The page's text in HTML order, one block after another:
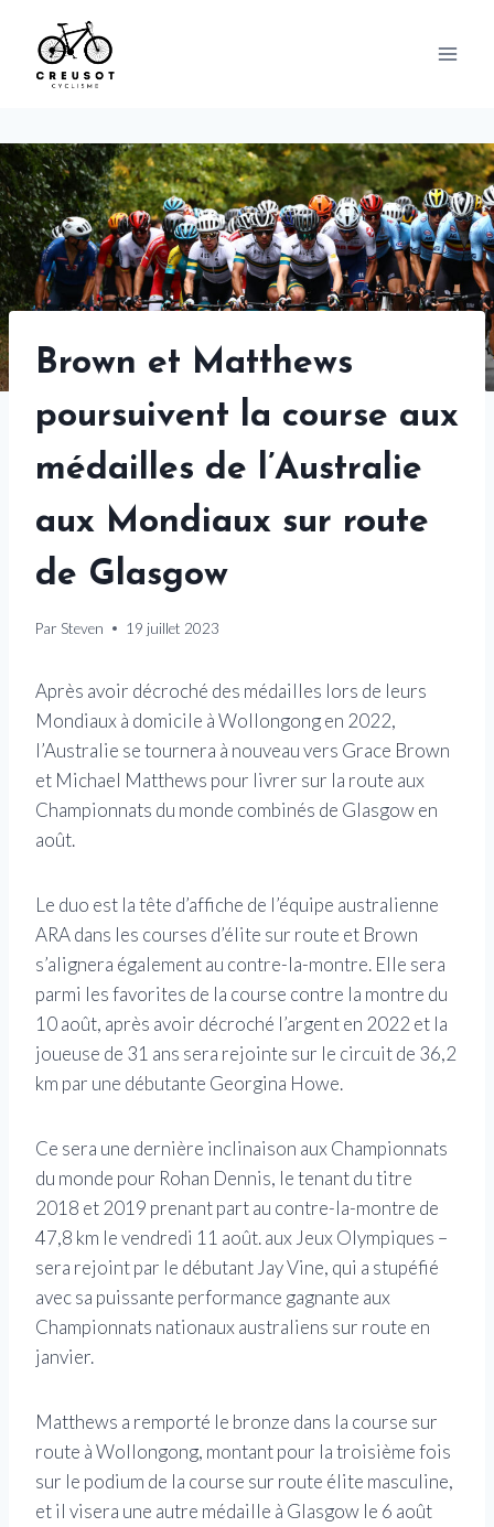
content
Brown et Matthews
poursuivent la course aux
médailles de l’Australie
aux Mondiaux sur route
de Glasgow
Par Steven 19 juillet 2023
Après avoir décroché des médailles lors de leurs
Mondiaux à domicile à Wollongong en 2022,
l’Australie se tournera à nouveau vers Grace Brown
et Michael Matthews pour livrer sur la route aux
Championnats du monde combinés de Glasgow en
août.
Le duo est la tête d’affiche de l’équipe australienne
ARA dans les courses d’élite sur route et Brown
s’alignera également au contre-la-montre. Elle sera
parmi les favorites de la course contre la montre du
10 août, après avoir décroché l’argent en 2022 et la
joueuse de 31 ans sera rejointe sur le circuit de 36,2
km par une débutante Georgina Howe.
Ce sera une dernière inclinaison aux Championnats
du monde pour Rohan Dennis, le tenant du titre
2018 et 2019 prenant part au contre-la-montre de
47,8 km le vendredi 11 août. aux Jeux Olympiques –
sera rejoint par le débutant Jay Vine, qui a stupéfié
avec sa puissante performance gagnante aux
Championnats nationaux australiens sur route en
janvier.
Matthews a remporté le bronze dans la course sur
route à Wollongong, montant pour la troisième fois
sur le podium de la course sur route élite masculine,
et il visera une autre médaille à Glasgow le 6 août